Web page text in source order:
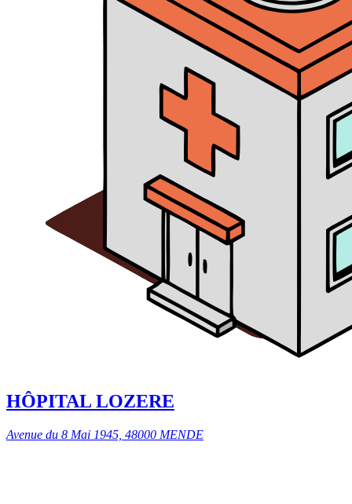
HÔPITAL LOZERE
Avenue du 8 Mai 1945, 48000 MENDE